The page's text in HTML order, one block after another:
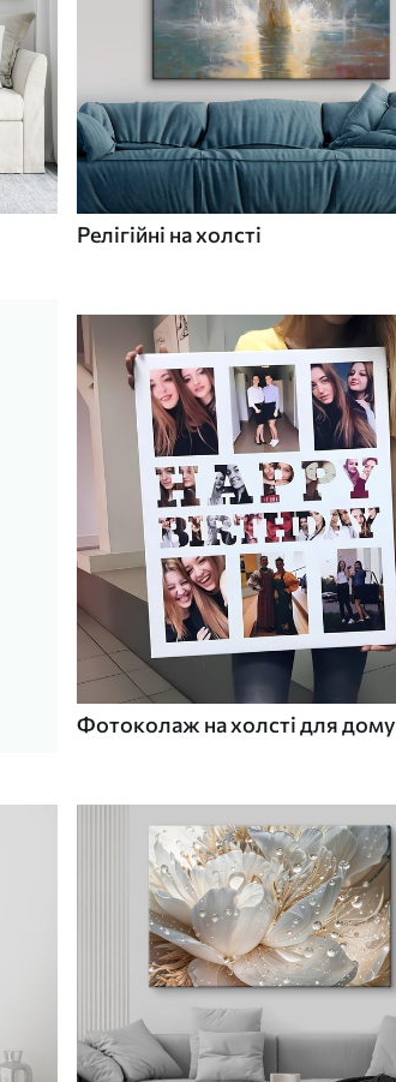
Релігійні на холсті
Фотоколаж на холсті для дому